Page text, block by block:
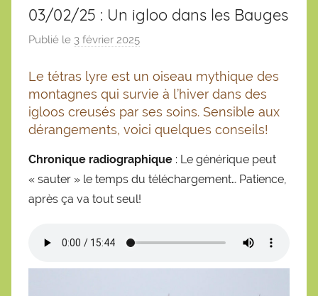
03/02/25 : Un igloo dans les Bauges
Publié le 3 février 2025
r
S
é
b
t
i
n
Le tétras lyre est un oiseau mythique des
montagnes qui survie à l’hiver dans des
igloos creusés par ses soins. Sensible aux
dérangements, voici quelques conseils!
Chronique radiographique : Le générique peut
« sauter » le temps du téléchargement… Patience,
après ça va tout seul!